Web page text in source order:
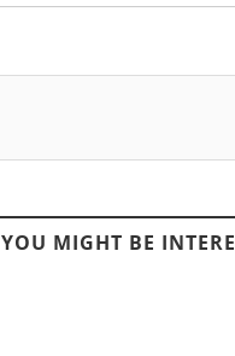
YOU MIGHT BE